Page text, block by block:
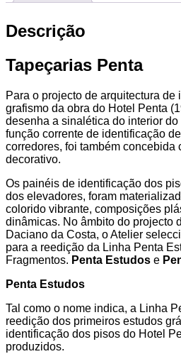
Descrição
Tapeçarias Penta
Para o projecto de arquitectura
grafismo da obra do Hotel Penta
desenha a sinalética do interior
função corrente de identificação
corredores, foi também concebida
decorativo.
Os painéis de identificação dos
dos elevadores, foram
colorido vibrante, composições
dinâmicas. No âmbito do projecto
Daciano da Costa, o Atelier
para a reedição da Linha Penta
Fragmentos. Penta Estudos e
Penta Estudos
Tal como o nome indica, a Linha
reedição dos primeiros estudos
identificação dos pisos do Hotel
produzidos.